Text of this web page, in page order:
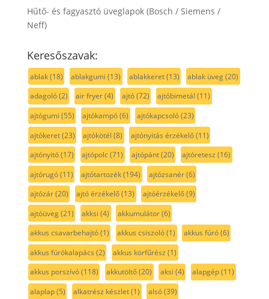
Hűtő- és fagyasztó üveglapok (Bosch / Siemens /
Neff)
Keresőszavak:
ablak(18) ablakgumi (13) ablakkeret(13) ablak üveg(20)
adagoló(2) air fryer(4) ajtó(72) ajtóbimetál (11)
ajtógumi (55) ajtókampó(6) ajtókapcsoló(23)
ajtókeret(23) ajtókötél (8) ajtónyitás érzékelő(11)
ajtónyitó(17) ajtópolc(71) ajtópánt(20) ajtóretesz (16)
ajtórugó(11) ajtótartozék(194) ajtózsanér(6)
ajtózár(20) ajtó érzékelő(13) ajtóérzékelő(9)
ajtóüveg(21) akksi (4) akkumulátor(6)
akkus csavarbehajtó(1) akkus csiszoló(1) akkus fúró(6)
akkus fúrókalapács (2) akkus körfűrész (1)
akkus porszívó(118) akkutöltő(20) aksi (4) alapgép(11)
alaplap(5) alkatrész készlet(1) alsó(39)